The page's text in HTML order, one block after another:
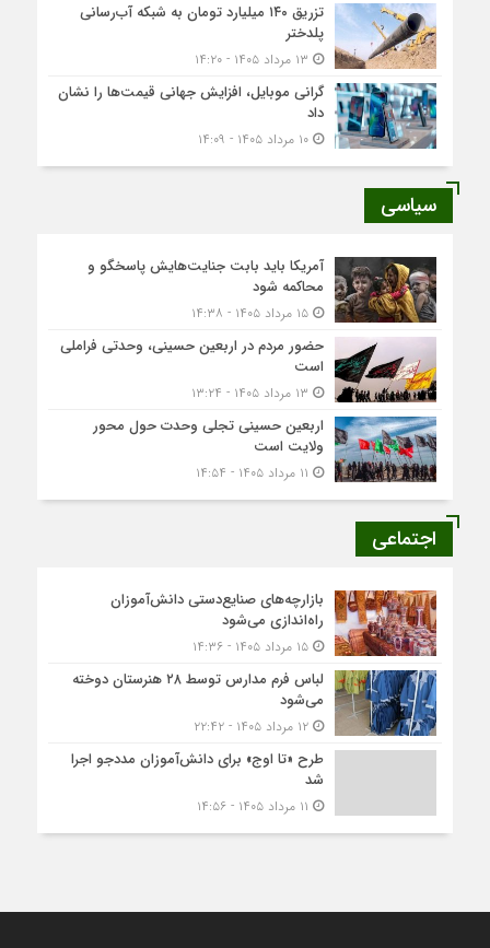
تزریق ۱۴۰ میلیارد تومان به شبکه آب‌رسانی
پلدختر
گرانی موبایل، افزایش جهانی قیمت‌ها را نشان
داد
۱۰ مرداد ۱۴۰۵ - ۱۴:۰۹
سیاسی
آمریکا باید بابت جنایت‌هایش پاسخگو و
محاکمه شود
۱۵ مرداد ۱۴۰۵ - ۱۴:۳۸
حضور مردم در اربعین حسینی، وحدتی فراملی
است
اربعین حسینی تجلی وحدت حول محور
ولایت است
اجتماعی
بازارچه‌های صنایع‌دستی دانش‌آموزان
راه‌اندازی می‌شود
۱۵ مرداد ۱۴۰۵ - ۱۴:۳۶
لباس فرم مدارس توسط ۲۸ هنرستان‌ دوخته
می‌شود
۱۲ مرداد ۱۴۰۵ - ۲۲:۴۲
طرح «تا اوج» برای دانش‌آموزان مددجو اجرا
شد